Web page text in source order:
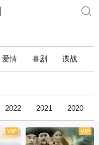
爱情 喜剧 谍战
2022 2021 2020
全34集